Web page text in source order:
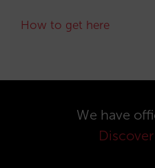
How to get here
We have